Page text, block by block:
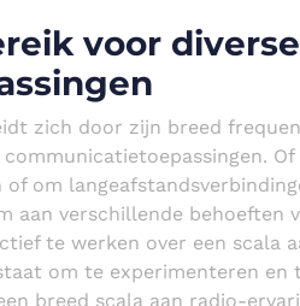
voor diverse
zich door zijn breed
of om
aan verschillende behoeften
te werken over een scala
om te experimenteren en
breed scala aan radio-